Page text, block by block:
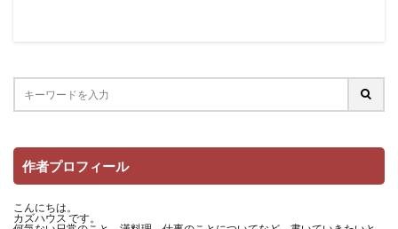
作者プロフィール
こんにちは。
カズハウス です。